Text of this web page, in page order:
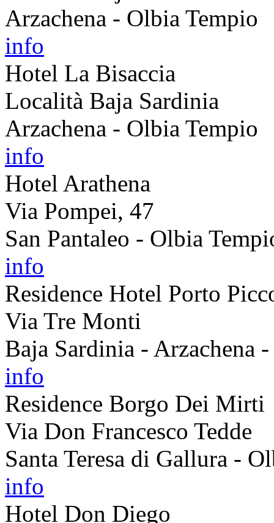
Arzachena - Olbia Tempio
info
Hotel La Bisaccia
Località Baja Sardinia
Arzachena - Olbia Tempio
info
Hotel Arathena
Via Pompei, 47
San Pantaleo - Olbia
info
Residence Hotel Porto
Via Tre Monti
Baja Sardinia - Arzachena
info
Residence Borgo Dei Mirti
Via Don Francesco Tedde
Santa Teresa di Gallura -
info
Hotel Don Diego